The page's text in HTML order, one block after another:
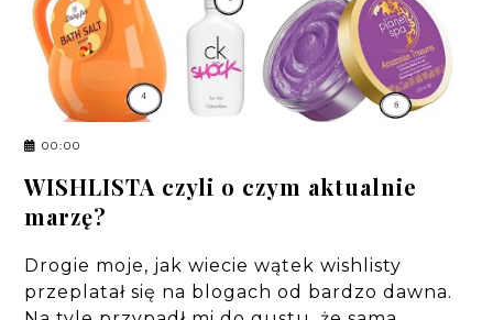
00:00
WISHLISTA czyli o czym aktualnie
marzę?
Drogie moje, jak wiecie wątek wishlisty
przeplatał się na blogach od bardzo dawna.